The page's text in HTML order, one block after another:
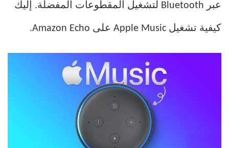
عبر Bluetooth لتشغيل المقطوعات المفضلة. إليك
كيفية تشغيل Apple Music على Amazon Echo.